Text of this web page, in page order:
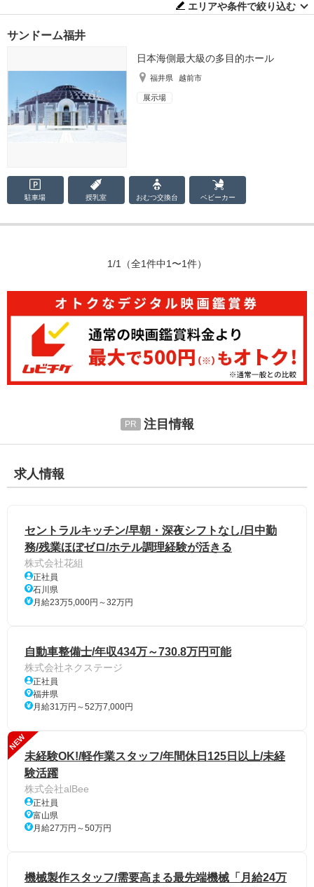
エリアや条件で絞り込む
サンドーム福井
日本海側最大級の多目的ホール
福井県 越前市
展示場
駐車場 授乳室 おむつ交換台 ベビーカー
1/1 （全1件中1〜1件）
注目情報
求人情報
セントラルキッチン/早朝・深夜シフトなし/日中勤
務/残業ほぼゼロ/ホテル調理経験が活きる
株式会社花組
正社員
石川県
月給23万5,000円～32万円
自動車整備士/年収434万～730.8万円可能
株式会社ネクステージ
正社員
福井県
月給31万円～52万7,000円
NEW
未経験OK!/軽作業スタッフ/年間休日125日以上/未経
験活躍
株式会社alBee
正社員
富山県
月給27万円～50万円
機械製作スタッフ/需要高まる最先端機械「月給24万